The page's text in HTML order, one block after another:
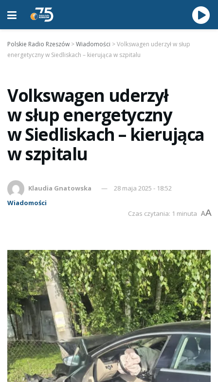
Polskie Radio Rzeszów >Wiadomości >Volkswagen uderzył w słup
energetyczny w Siedliskach – kierująca w szpitalu
Volkswagen uderzył
w słup energetyczny
w Siedliskach – kierująca
w szpitalu
Klaudia Gnatowska
28 maja 2025 - 18:52
Wiadomości
Czas czytania: 1 minuta AA